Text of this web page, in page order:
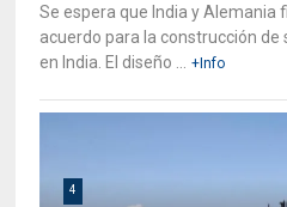
Se espera que India y
acuerdo para la construcción
en India. El diseño ...
+Info
4